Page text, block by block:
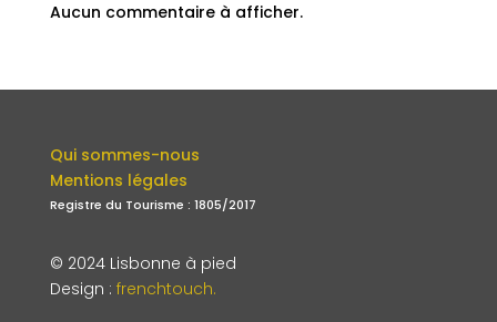
Aucun commentaire à afficher.
Qui sommes-nous
Mentions légales
Registre du Tourisme : 1805/2017
© 2024 Lisbonne à pied
Design : frenchtouch.